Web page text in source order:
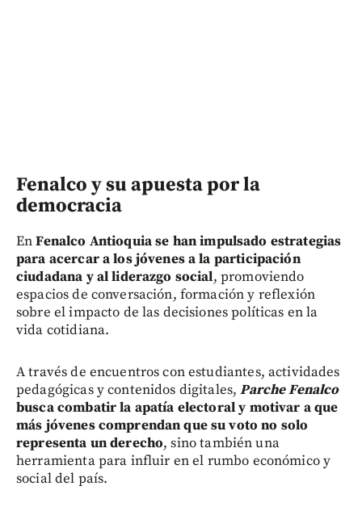
Fenalco y su apuesta por la
democracia
EnFenalco Antioquia se han impulsado estrategias
para acercar a los jóvenes a la participación
ciudadana y al liderazgo social, promoviendo
espacios de conversación, formación y reflexión
sobre el impacto de las decisiones políticas en la
vida cotidiana.
A través de encuentros con estudiantes, actividades
pedagógicas y contenidos digitales, Parche Fenalco
busca combatir la apatía electoral y motivar a que
más jóvenes comprendan que su voto no solo
representa un derecho, sino también una
herramienta para influir en el rumbo económico y
social del país.